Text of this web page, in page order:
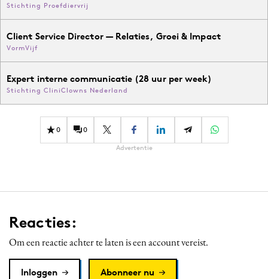
Stichting Proefdiervrij
Client Service Director — Relaties, Groei & Impact
VormVijf
Expert interne communicatie (28 uur per week)
Stichting CliniClowns Nederland
0 0
Advertentie
Reacties:
Om een reactie achter te laten is een account vereist.
Inloggen Abonneer nu